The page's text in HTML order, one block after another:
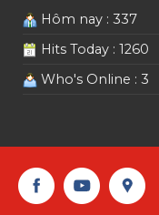
Hôm nay : 337
Hits Today : 1260
Who's Online : 3